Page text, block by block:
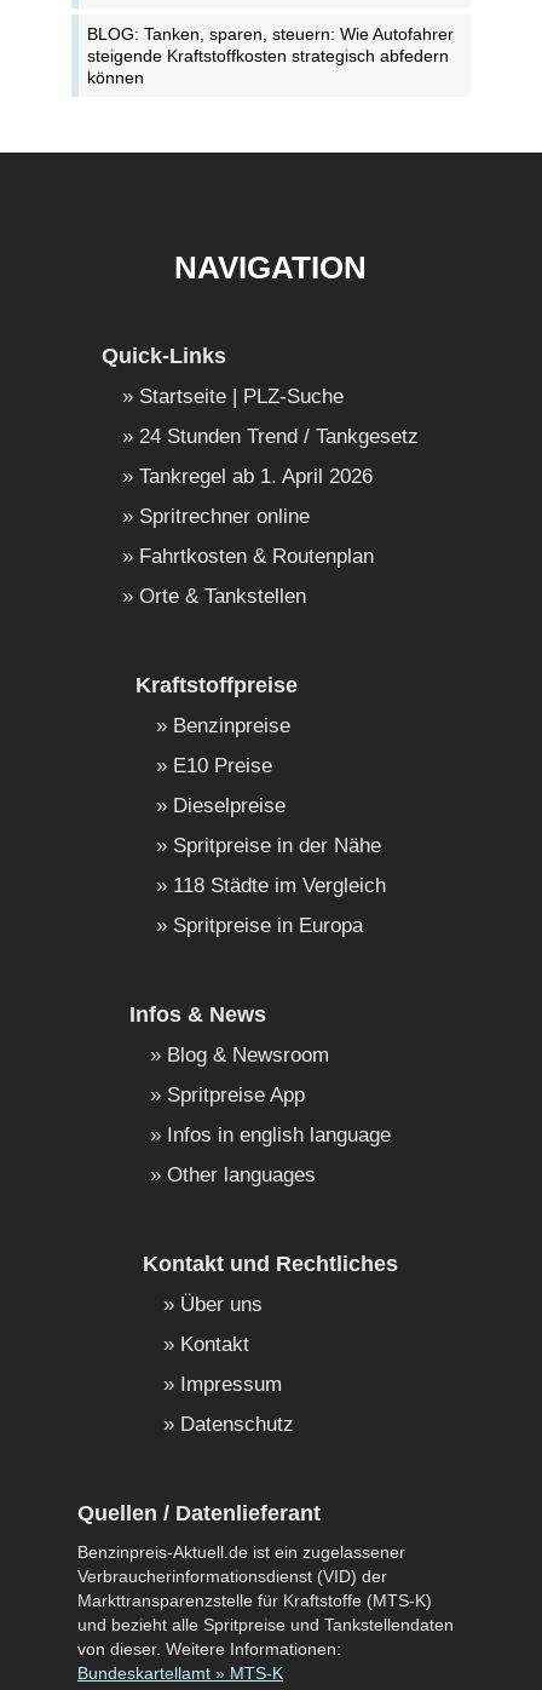
BLOG: Tanken, sparen, steuern: Wie Autofahrer
steigende Kraftstoffkosten strategisch abfedern
können
NAVIGATION
Quick-Links
Startseite | PLZ-Suche
24 Stunden Trend / Tankgesetz
Tankregel ab 1. April 2026
Spritrechner online
Fahrtkosten & Routenplan
Orte & Tankstellen
Kraftstoffpreise
Benzinpreise
E10 Preise
Dieselpreise
Spritpreise in der Nähe
118 Städte im Vergleich
Spritpreise in Europa
Infos & News
Blog & Newsroom
Spritpreise App
Infos in english language
Other languages
Kontakt und Rechtliches
Über uns
Kontakt
Impressum
Datenschutz
Quellen / Datenlieferant
Benzinpreis-Aktuell.de ist ein zugelassener
Verbraucherinformationsdienst (VID) der
Markttransparenzstelle für Kraftstoffe (MTS-K)
und bezieht alle Spritpreise und Tankstellendaten
von dieser. Weitere Informationen:
Bundeskartellamt » MTS-K